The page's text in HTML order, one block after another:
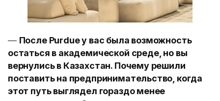
— После Purdue у вас была возможность
остаться в академической среде, но вы
вернулись в Казахстан. Почему решили
поставить на предпринимательство, когда
этот путь выглядел гораздо менее